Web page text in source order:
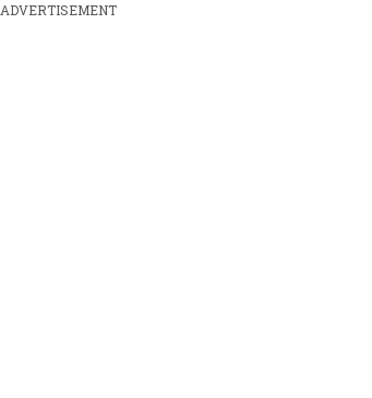
ADVERTISEMENT